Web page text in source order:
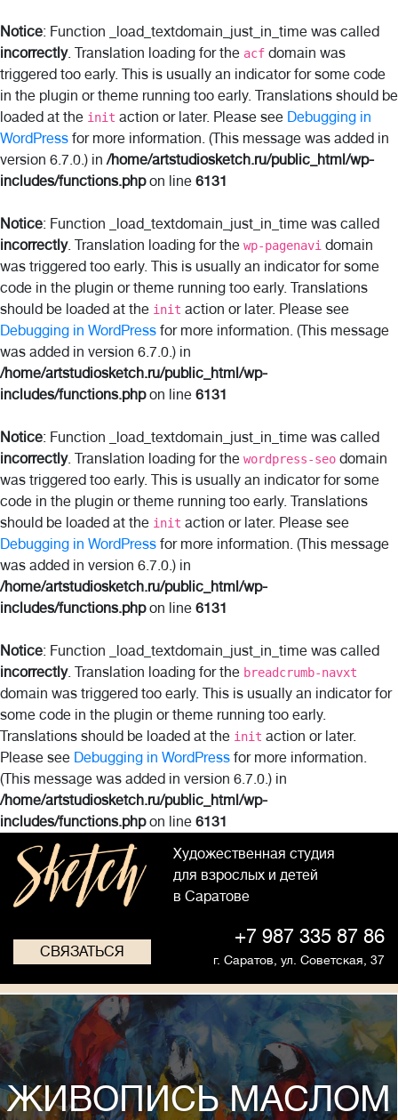
Notice: Function _load_textdomain_just_in_time was called
incorrectly. Translation loading for the acf domain was
triggered too early. This is usually an indicator for some code
in the plugin or theme running too early. Translations should be
loaded at the init action or later. Please see Debugging in
WordPress for more information. (This message was added in
version 6.7.0.) in/home/artstudiosketch.ru/public_html/wp-
includes/functions.phpon line 6131
Notice: Function _load_textdomain_just_in_time was called
incorrectly. Translation loading for the wp-pagenavi domain
was triggered too early. This is usually an indicator for some
code in the plugin or theme running too early. Translations
should be loaded at the init action or later. Please see
Debugging in WordPress for more information. (This message
was added in version 6.7.0.) in
/home/artstudiosketch.ru/public_html/wp-
includes/functions.phpon line 6131
Notice: Function _load_textdomain_just_in_time was called
incorrectly. Translation loading for the wordpress-seo domain
was triggered too early. This is usually an indicator for some
code in the plugin or theme running too early. Translations
should be loaded at the init action or later. Please see
Debugging in WordPress for more information. (This message
was added in version 6.7.0.) in
/home/artstudiosketch.ru/public_html/wp-
includes/functions.phpon line 6131
Notice: Function _load_textdomain_just_in_time was called
incorrectly. Translation loading for the breadcrumb-navxt
domain was triggered too early. This is usually an indicator for
some code in the plugin or theme running too early.
Translations should be loaded at the init action or later.
Please see Debugging in WordPress for more information.
(This message was added in version 6.7.0.) in
/home/artstudiosketch.ru/public_html/wp-
includes/functions.phpon line 6131
Художественная студия
для взрослых и детей
в Саратове
СВЯЗАТЬСЯ
+7 987 335 87 86
г. Саратов, ул. Советская, 37
ЖИВОПИСЬ МАСЛОМ